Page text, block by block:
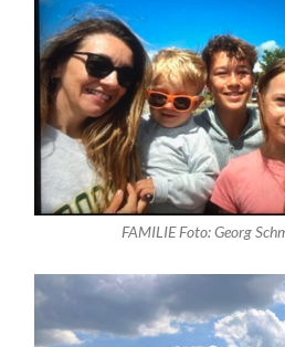
FAMILIE Foto: Georg